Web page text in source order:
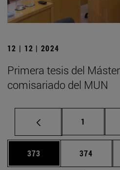
12 | 12 | 2024
Primera tesis del
comisariado del MUN
Página
1
Página
373 Página
374